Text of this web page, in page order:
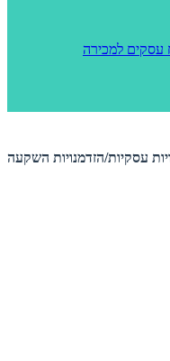
עסקים למכירה
עסקיות/הזדמנויות השקעה